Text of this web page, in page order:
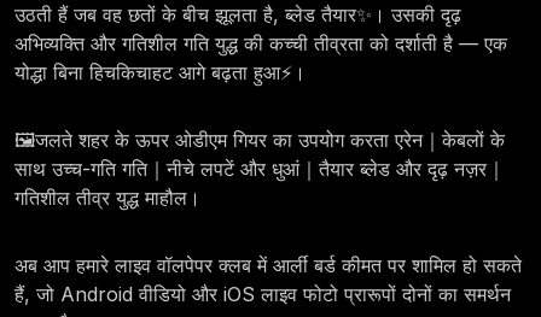
उठती हैं जब वह छतों के बीच झूलता है, ब्लेड तैयार✨। उसकी दृढ़
अभिव्यक्ति और गतिशील गति युद्ध की कच्ची तीव्रता को दर्शाती है — एक
योद्धा बिना हिचकिचाहट आगे बढ़ता हुआ⚡।
🖼️जलते शहर के ऊपर ओडीएम गियर का उपयोग करता एरेन｜केबलों के
साथ उच्च-गति गति｜नीचे लपटें और धुआं｜तैयार ब्लेड और दृढ़ नज़र｜
गतिशील तीव्र युद्ध माहौल।
अब आप हमारे लाइव वॉलपेपर क्लब में आर्ली बर्ड कीमत पर शामिल हो सकते
हैं, जो Android वीडियो और iOS लाइव फोटो प्रारूपों दोनों का समर्थन